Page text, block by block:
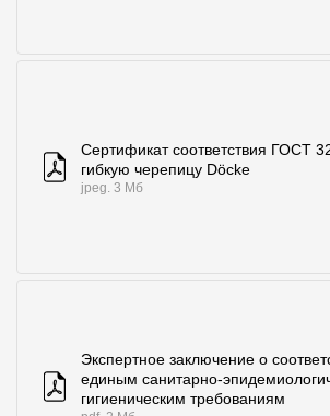
Сертификат соответствия ГОСТ
гибкую черепицу Döcke
jpeg. 3 Мб
Экспертное заключение о
единым санитарно-
гигиеническим требованиям